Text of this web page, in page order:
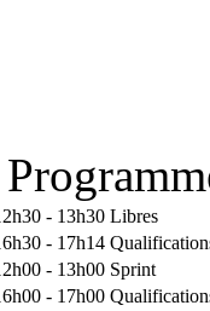
- 13h30 Libres
- 17h14
- 13h00 Sprint
- 17h00